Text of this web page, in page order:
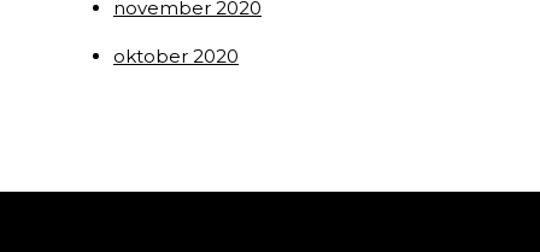
november 2020
oktober 2020